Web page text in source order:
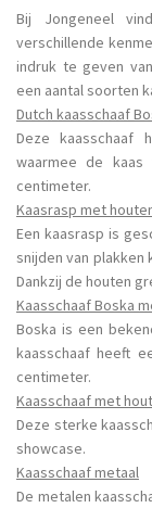
Bij Jongeneel
verschillende
indruk te geven
een aantal soorten
Dutch kaasschaaf
Deze kaasschaaf
waarmee de
centimeter.
Kaasrasp met
Een kaasrasp is
snijden van plakken
Dankzij de houten
Kaasschaaf Boska
Boska is een
kaasschaaf heeft
centimeter.
Kaasschaaf met
Deze sterke
showcase.
Kaasschaaf metaal
De metalen